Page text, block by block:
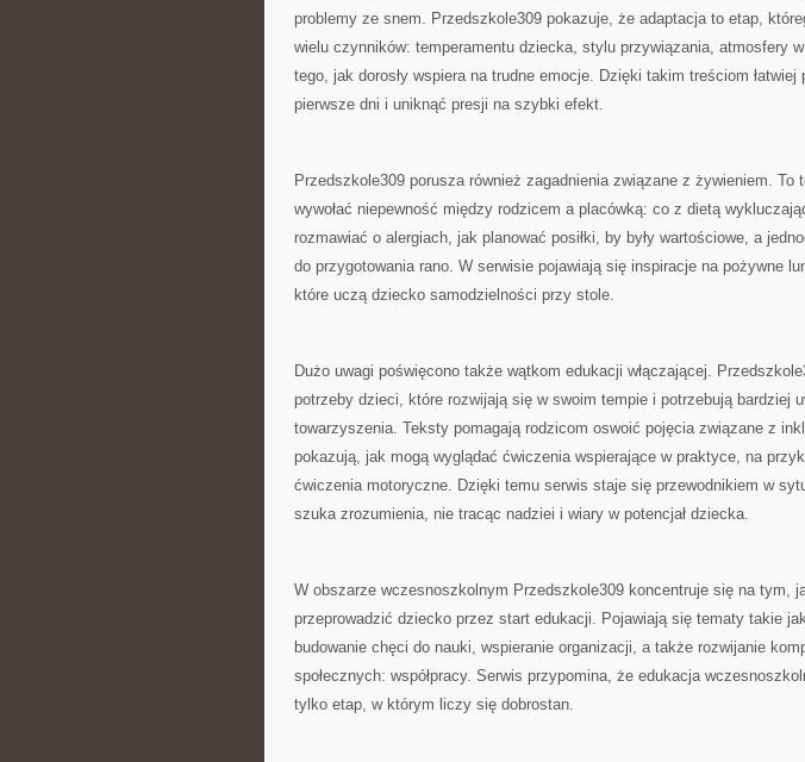
problemy ze snem. Przedszkole309 pokazuje, że adaptacja to etap,
wielu czynników: temperamentu dziecka, stylu przywiązania, atmosfery
tego, jak dorosły wspiera na trudne emocje. Dzięki takim treściom łatwiej
pierwsze dni i uniknąć presji na szybki efekt.
Przedszkole309 porusza również zagadnienia związane z żywieniem. To
wywołać niepewność między rodzicem a placówką: co z dietą
rozmawiać o alergiach, jak planować posiłki, by były wartościowe, a
do przygotowania rano. W serwisie pojawiają się inspiracje na pożywne
które uczą dziecko samodzielności przy stole.
Dużo uwagi poświęcono także wątkom edukacji włączającej.
potrzeby dzieci, które rozwijają się w swoim tempie i potrzebują bardziej
towarzyszenia. Teksty pomagają rodzicom oswoić pojęcia związane z
pokazują, jak mogą wyglądać ćwiczenia wspierające w praktyce, na
ćwiczenia motoryczne. Dzięki temu serwis staje się przewodnikiem w
szuka zrozumienia, nie tracąc nadziei i wiary w potencjał dziecka.
W obszarze wczesnoszkolnym Przedszkole309 koncentruje się na tym,
przeprowadzić dziecko przez start edukacji. Pojawiają się tematy takie
budowanie chęci do nauki, wspieranie organizacji, a także rozwijanie
społecznych: współpracy. Serwis przypomina, że edukacja
tylko etap, w którym liczy się dobrostan.